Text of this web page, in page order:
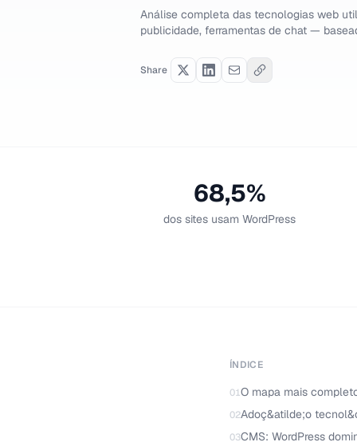
Análise completa das tecnologias web
publicidade, ferramentas de chat —
Share
68,5%
dos sites usam WordPress
ÍNDICE
01O mapa mais
02Adoç&atilde;o
03CMS: WordPress